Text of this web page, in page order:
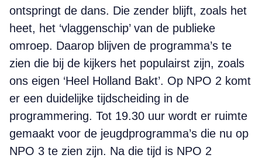
ontspringt de dans. Die zender blijft, zoals het
heet, het ‘vlaggenschip’ van de publieke
omroep. Daarop blijven de programma’s te
zien die bij de kijkers het populairst zijn, zoals
ons eigen ‘Heel Holland Bakt’. Op NPO 2 komt
er een duidelijke tijdscheiding in de
programmering. Tot 19.30 uur wordt er ruimte
gemaakt voor de jeugd­programma’s die nu op
NPO 3 te zien zijn. Na die tijd is NPO 2